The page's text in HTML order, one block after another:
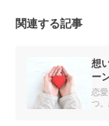
関連する記事
想
ー
恋
つ